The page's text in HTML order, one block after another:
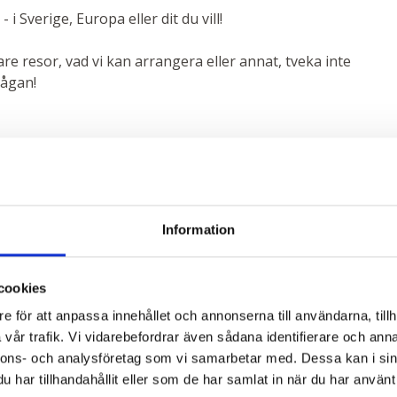
Information
för att anpassa innehållet och annonserna till användarna,
trafik. Vi vidarebefordrar även sådana identifierare och
och analysföretag som vi samarbetar med. Dessa kan i
har tillhandahållit eller som de har samlat in när du har
i Sverige, Europa eller dit du vill!
resor, vad vi kan arrangera eller annat, tveka inte